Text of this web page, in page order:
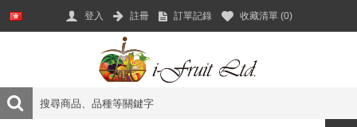
登入 註冊 訂單記錄 收藏清單 (0)